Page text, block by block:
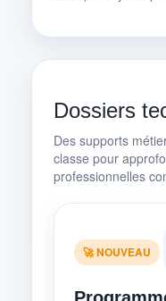
Dossiers
Des supports
classe pour
professionnelles
🚀 NOUVEAU